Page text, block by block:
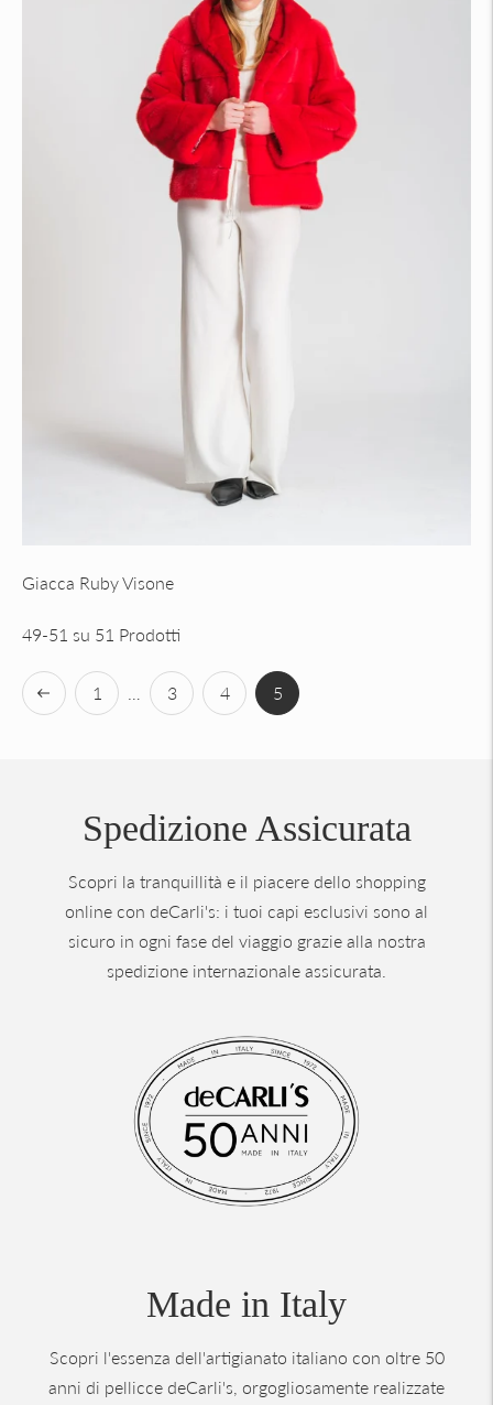
Giacca Ruby Visone
Precedente 1 3 4 5
49-51 su 51 Prodotti
Spedizione Assicurata
Scopri la tranquillità e il piacere dello shopping
online con deCarli's: i tuoi capi esclusivi sono al
sicuro in ogni fase del viaggio grazie alla nostra
spedizione internazionale assicurata.
Made in Italy
Scopri l'essenza dell'artigianato italiano con oltre 50
anni di pellicce deCarli's, orgogliosamente realizzate